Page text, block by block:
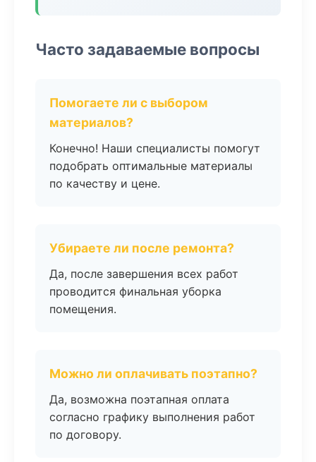
Часто задаваемые вопросы
Помогаете ли с выбором
материалов?
Конечно! Наши специалисты помогут
подобрать оптимальные материалы
по качеству и цене.
Убираете ли после ремонта?
Да, после завершения всех работ
проводится финальная уборка
помещения.
Можно ли оплачивать поэтапно?
Да, возможна поэтапная оплата
согласно графику выполнения работ
по договору.